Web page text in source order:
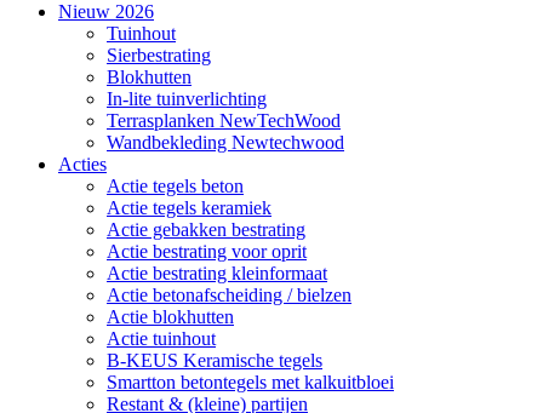
Nieuw 2026
Tuinhout
Sierbestrating
Blokhutten
In-lite tuinverlichting
Terrasplanken NewTechWood
Wandbekleding Newtechwood
Acties
Actie tegels beton
Actie tegels keramiek
Actie gebakken bestrating
Actie bestrating voor oprit
Actie bestrating kleinformaat
Actie betonafscheiding / bielzen
Actie blokhutten
Actie tuinhout
B-KEUS Keramische tegels
Smartton betontegels met kalkuitbloei
Restant & (kleine) partijen